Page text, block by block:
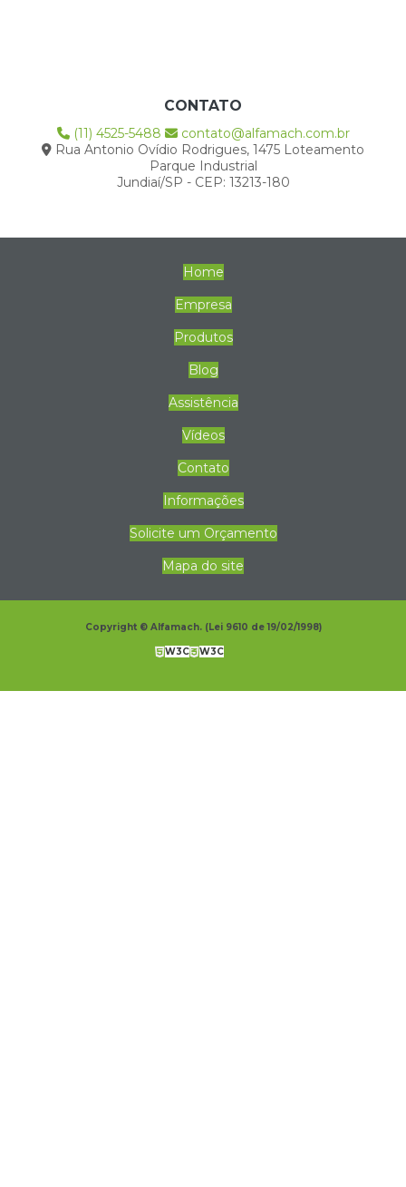
CONTATO
(11) 4525-5488
contato@alfamach.com.br
Rua Antonio Ovídio Rodrigues, 1475 Loteamento
Parque Industrial
Jundiaí/SP - CEP: 13213-180
Home
Empresa
Produtos
Blog
Assistência
Vídeos
Contato
Informações
Solicite um Orçamento
Mapa do site
Copyright © Alfamach. (Lei 9610 de 19/02/1998)
W3C W3C